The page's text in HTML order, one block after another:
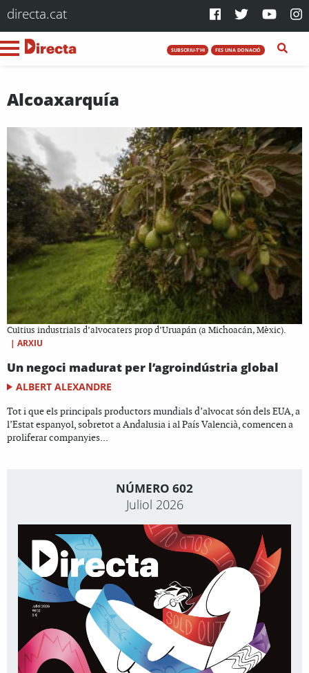
directa.cat
SUBSCRIU-T'HI FES UNA DONACIÓ
Alcoaxarquía
Cultius industrials d’alvocaters prop d’Uruapán (a Michoacán, Mèxic).
| ARXIU
Un negoci madurat per l’agroindústria global
ALBERT ALEXANDRE
Tot i que els principals productors mundials d’alvocat són dels EUA, a
l’Estat espanyol, sobretot a Andalusia i al País Valencià, comencen a
proliferar companyies...
NÚMERO 602
Juliol 2026